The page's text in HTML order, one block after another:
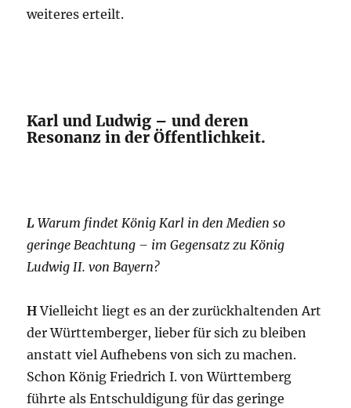
weiteres erteilt.
Karl und Ludwig – und deren
Resonanz in der Öffentlichkeit.
L Warum findet König Karl in den Medien so
geringe Beachtung – im Gegensatz zu König
Ludwig II. von Bayern?
HVielleicht liegt es an der zurückhaltenden Art
der Württemberger, lieber für sich zu bleiben
anstatt viel Aufhebens von sich zu machen.
Schon König Friedrich I. von Württemberg
führte als Entschuldigung für das geringe